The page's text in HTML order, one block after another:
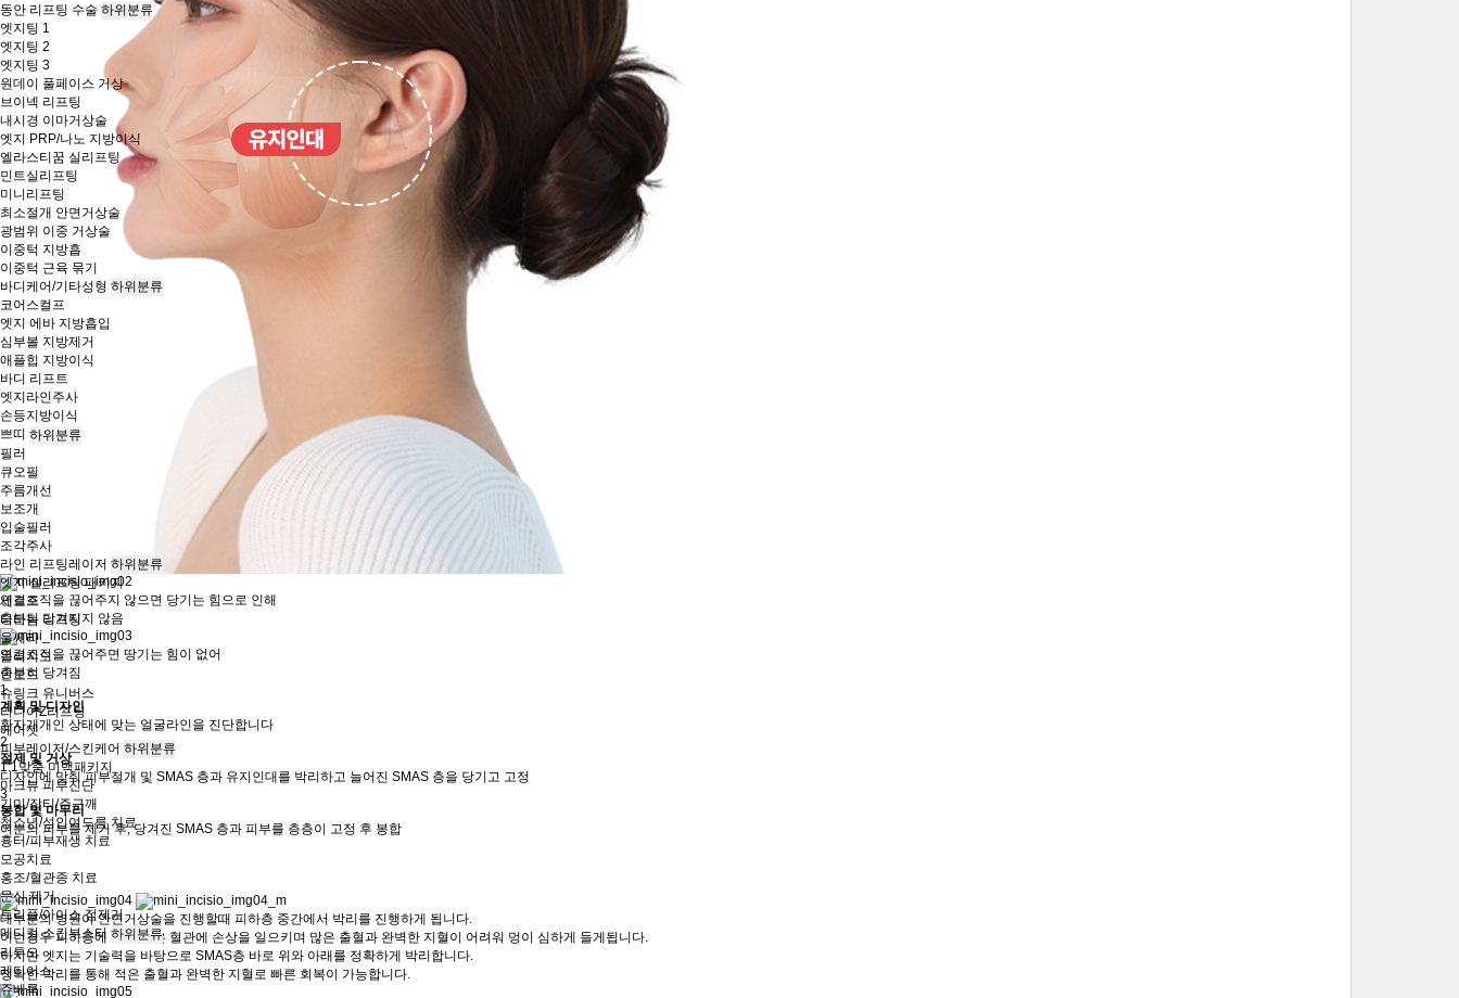
동안 리프팅 수술 하위분류
엣지팅 1
엣지팅 2
엣지팅 3
원데이 풀페이스 거상
브이넥 리프팅
내시경 이마거상술
엣지 PRP/나노 지방이식
엘라스티꿈 실리프팅
민트실리프팅
미니리프팅
최소절개 안면거상술
광범위 이중 거상술
이중턱 지방흡
이중턱 근육 묶기
바디케어/기타성형 하위분류
코어스컬프
엣지 에바 지방흡입
심부볼 지방제거
애플힙 지방이식
바디 리프트
엣지라인주사
손등지방이식
쁘띠 하위분류
필러
큐오필
주름개선
보조개
입술필러
조각주사
라인 리프팅레이저 하위분류
엣지 실리프팅 패키지
세르프
티타늄 리프팅
울쎄라
올리지오
인모드
슈링크 유니버스
리니어Z리프팅
에어젯
피부레이저/스킨케어 하위분류
1:1맞춤 미백패키지
마크뷰 피부진단
기미/잡티/주근깨
청소년/성인여드름 치료
흉터/피부재생 치료
모공치료
홍조/혈관종 치료
문신 제거
트리플/아이스 점제거
메디컬 스킨부스터 하위분류
리투오
레디어스
쥬베룩
연결조직을 끊어주지 않으면 당기는 힘으로 인해
충분히 당겨지지 않음
연결조직을 끊어주면 땅기는 힘이 없어
충분히 당겨짐
1
계획 및 디자인
환자개개인 상태에 맞는 얼굴라인을 진단합니다
2
절제 및 거상
디자인에 맞춰 피부절개 및 SMAS 층과 유지인대를 박리하고 늘어진 SMAS 층을 당기고 고정
3
봉합 및 마무리
여분의 피부를 제거 후, 당겨진 SMAS 층과 피부를 층층이 고정 후 봉합
대부분의 병원이 안면거상술을 진행할때 피하층 중간에서 박리를 진행하게 됩니다.
이런경우 피하층에 있는 많은 혈관에 손상을 일으키며 많은 출혈과 완벽한 지혈이 어려워 멍이 심하게 들게됩니다.
하지만 엣지는 기술력을 바탕으로 SMAS층 바로 위와 아래를 정확하게 박리합니다.
정확한 박리를 통해 적은 출혈과 완벽한 지혈로 빠른 회복이 가능합니다.